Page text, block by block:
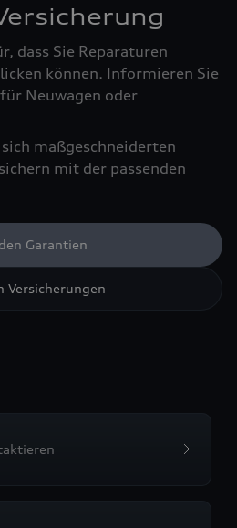
dass Sie Reparaturen
können. Informieren Sie
Neuwagen oder
maßgeschneiderten
mit der passenden
Garantien
Versicherungen